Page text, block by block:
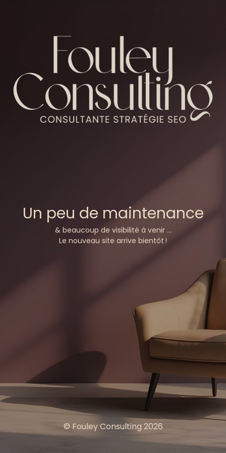
Un peu de maintenance
& beaucoup de visibilité à venir …
Le nouveau site arrive bientôt !
© Fouley Consulting 2026